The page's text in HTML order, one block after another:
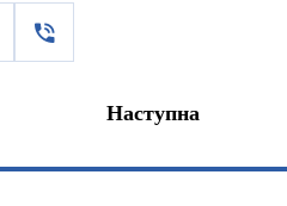
Наступна